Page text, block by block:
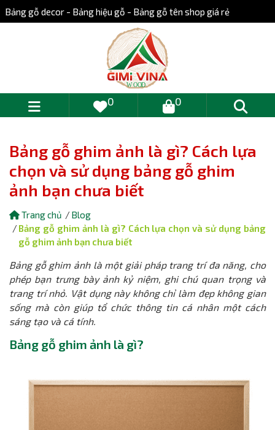
Bảng gỗ ghim ảnh là gì? Cách lựa
chọn và sử dụng bảng gỗ ghim
ảnh bạn chưa biết
Trang chủ
Blog
Bảng gỗ ghim ảnh là gì? Cách lựa chọn và sử dụng bảng
gỗ ghim ảnh bạn chưa biết
Bảng gỗ ghim ảnh là một giải pháp trang trí đa năng, cho
phép bạn trưng bày ảnh kỷ niệm, ghi chú quan trọng và
trang trí nhỏ. Vật dụng này không chỉ làm đẹp không gian
sống mà còn giúp tổ chức thông tin cá nhân một cách
sáng tạo và cá tính.
Bảng gỗ ghim ảnh là gì?
Bảng gỗ decor - Bảng hiệu gỗ - Bảng gỗ tên shop giá rẻ
0 0